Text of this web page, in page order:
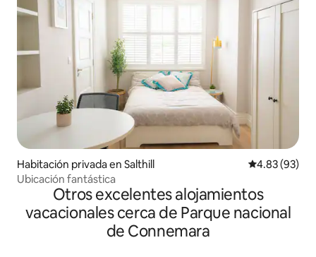
Habitación privada en Salthill Calificación
4.83 (93)
Ubicación fantástica
Otros excelentes alojamientos
vacacionales cerca de Parque nacional
de Connemara